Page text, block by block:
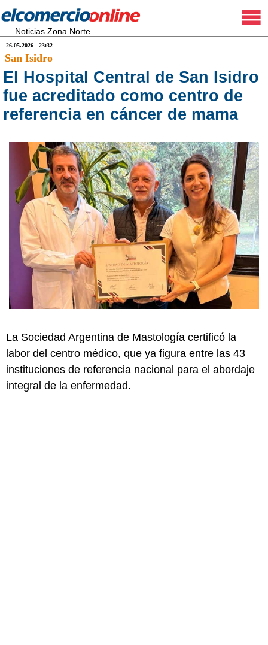
Noticias Zona Norte
26.05.2026 - 23:32
San Isidro
El Hospital Central de San Isidro
fue acreditado como centro de
referencia en cáncer de mama
La Sociedad Argentina de Mastología certificó la
labor del centro médico, que ya figura entre las 43
instituciones de referencia nacional para el abordaje
integral de la enfermedad.